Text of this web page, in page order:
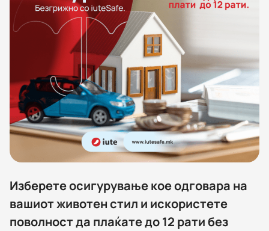
Изберете осигурување кое одговара на
вашиот животен стил и искористете
поволност да плаќате до 12 рати без